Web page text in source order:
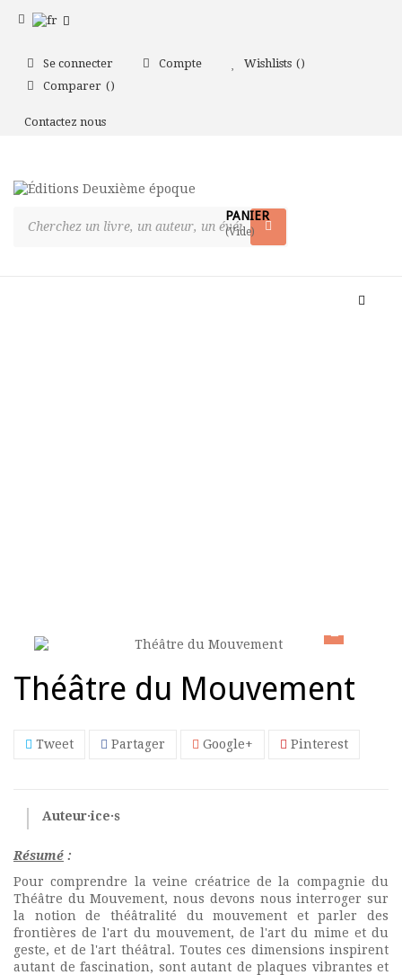
Se connecter Compte
Wishlists
Comparer
Contactez nous
PANIER
(Vide)
Théâtre du Mouvement
Tweet Partager Google+ Pinterest
Auteur·ice·s
Résumé :
Pour comprendre la veine créatrice de la compagnie du
Théâtre du Mouvement, nous devons nous interroger sur
la notion de théâtralité du mouvement et parler des
frontières de l'art du mouvement, de l'art du mime et du
geste, et de l'art théâtral. Toutes ces dimensions inspirent
autant de fascination, sont autant de plaques vibrantes et